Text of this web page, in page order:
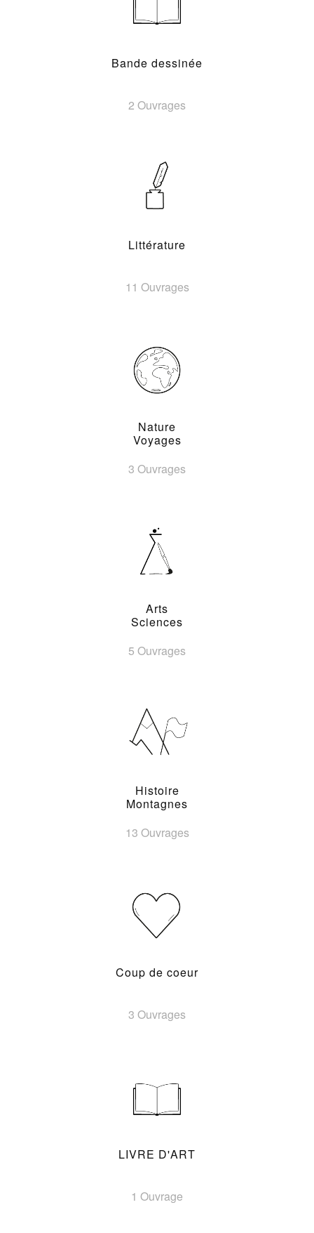
Bande dessinée
2 Ouvrages
Littérature
11 Ouvrages
Nature
Voyages
3 Ouvrages
Arts
Sciences
5 Ouvrages
Histoire
Montagnes
13 Ouvrages
Coup de coeur
3 Ouvrages
LIVRE D'ART
1 Ouvrage